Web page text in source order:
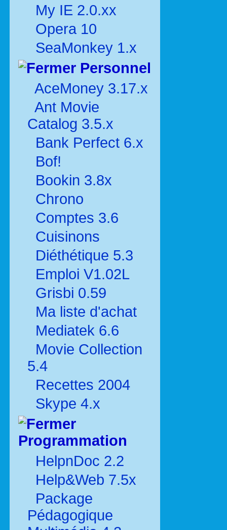
My IE 2.0.xx
Opera 10
SeaMonkey 1.x
Personnel
AceMoney 3.17.x
Ant Movie
Catalog 3.5.x
Bank Perfect 6.x
Bof!
Bookin 3.8x
Chrono
Comptes 3.6
Cuisinons
Diéthétique 5.3
Emploi V1.02L
Grisbi 0.59
Ma liste d'achat
Mediatek 6.6
Movie Collection
5.4
Recettes 2004
Skype 4.x
Programmation
HelpnDoc 2.2
Help&Web 7.5x
Package
Pédagogique